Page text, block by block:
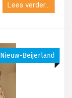
Lees verder...
Nieuw-Beijerland